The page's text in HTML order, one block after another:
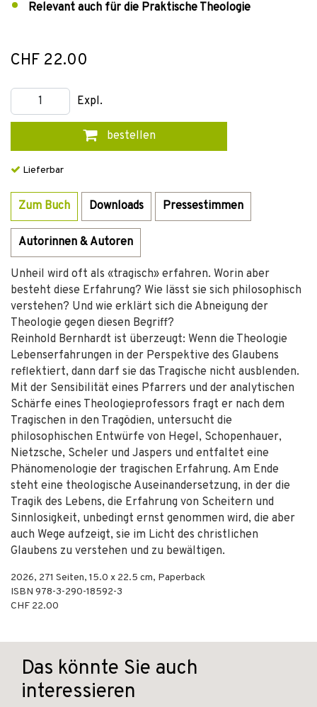
Relevant auch für die Praktische Theologie
CHF 22.00
Expl.
bestellen
Lieferbar
Zum Buch Downloads Pressestimmen
Autorinnen & Autoren
Unheil wird oft als «tragisch» erfahren. Worin aber
besteht diese Erfahrung? Wie lässt sie sich philosophisch
verstehen? Und wie erklärt sich die Abneigung der
Theologie gegen diesen Begriff?
Reinhold Bernhardt ist überzeugt: Wenn die Theologie
Lebenserfahrungen in der Perspektive des Glaubens
reflektiert, dann darf sie das Tragische nicht ausblenden.
Mit der Sensibilität eines Pfarrers und der analytischen
Schärfe eines Theologieprofessors fragt er nach dem
Tragischen in den Tragödien, untersucht die
philosophischen Entwürfe von Hegel, Schopenhauer,
Nietzsche, Scheler und Jaspers und entfaltet eine
Phänomenologie der tragischen Erfahrung. Am Ende
steht eine theologische Auseinandersetzung, in der die
Tragik des Lebens, die Erfahrung von Scheitern und
Sinnlosigkeit, unbedingt ernst genommen wird, die aber
auch Wege aufzeigt, sie im Licht des christlichen
Glaubens zu verstehen und zu bewältigen.
2026, 271 Seiten, 15.0 x 22.5 cm, Paperback
ISBN 978-3-290-18592-3
CHF 22.00
Das könnte Sie auch
interessieren